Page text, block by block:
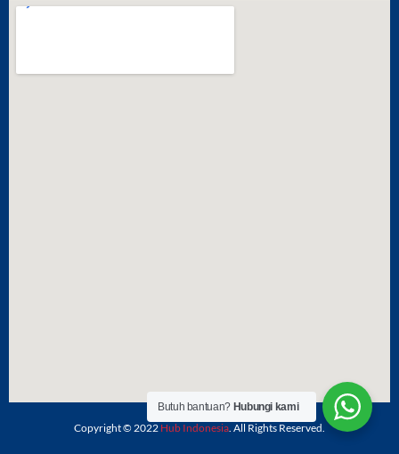
Copyright © 2022 Hub Indonesia. All Rights Reserved.
Butuh bantuan? Hubungi kami